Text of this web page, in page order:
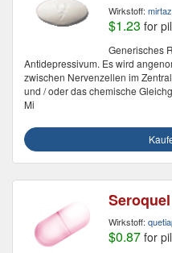
Wirkstoff:
$1.23 for
Generisches
Antidepressivum. Es wird
zwischen Nervenzellen im
und / oder das chemische
Mi
Seroquel
Wirkstoff:
$0.87 for